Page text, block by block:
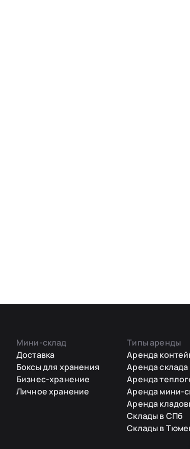
Мини-склад
Доставка
Боксы для хранения
Бизнес-хранение
Личное хранение
Типы аренды
Аренда
Аренда склада
Аренда
Аренда мини-
Аренда
Склады в СПб
Склады в